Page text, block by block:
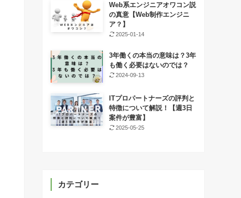
Web系エンジニアオワコン説
の真意【Web制作エンジニ
ア？】
2025-01-14
3年働くの本当の意味は？3年
も働く必要はないのでは？
2024-09-13
ITプロパートナーズの評判と
特徴について解説！【週3日
案件が豊富】
2025-05-25
カテゴリー